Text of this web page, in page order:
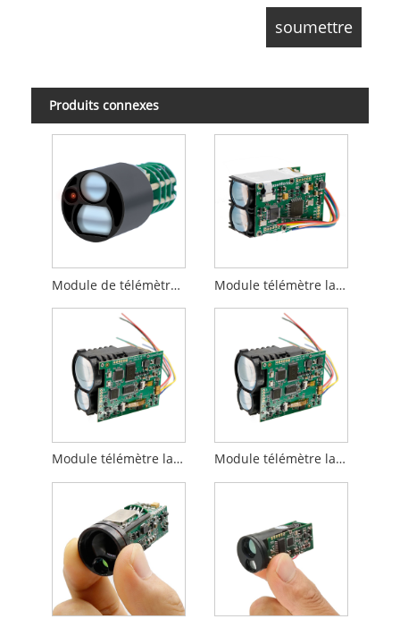
Produits connexes
Module de télémètre laser 1 km Module télémètre laser 2 km
Module télémètre laser 3 km Module télémètre laser 4 km